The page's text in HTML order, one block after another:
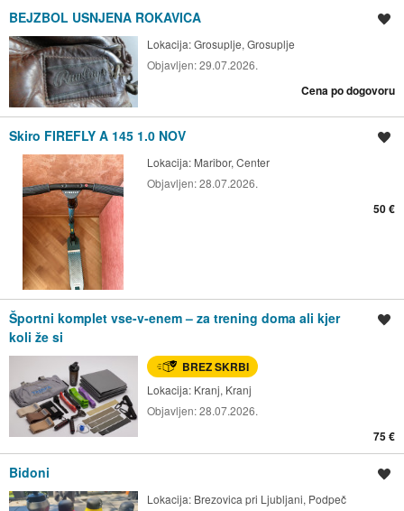
BEJZBOL USNJENA ROKAVICA
Lokacija:Grosuplje, Grosuplje
Objavljen:29.07.2026.
Cena po dogovoru
Skiro FIREFLY A 145 1.0 NOV
Lokacija: Maribor, Center
Objavljen:28.07.2026.
50 €
Športni komplet vse-v-enem – za trening doma ali kjer
koli že si
BREZ SKRBI
Lokacija: Kranj, Kranj
Objavljen:28.07.2026.
75 €
Bidoni
Lokacija: Brezovica pri Ljubljani, Podpeč